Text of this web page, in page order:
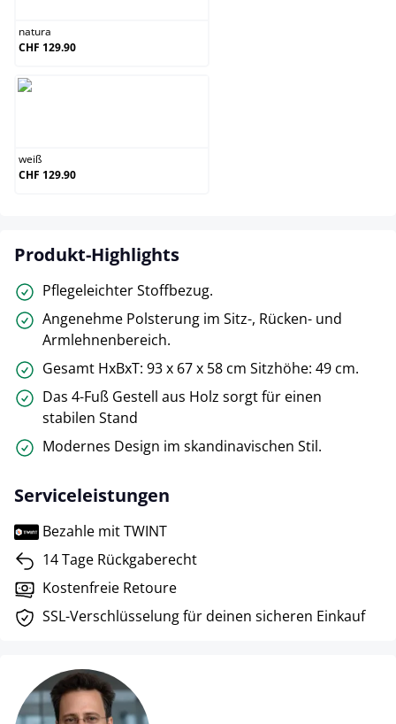
natura
CHF 129.90
weiß
CHF 129.90
Produkt-Highlights
Pflegeleichter Stoffbezug.
Angenehme Polsterung im Sitz-, Rücken- und
Armlehnenbereich.
Gesamt HxBxT: 93 x 67 x 58 cm Sitzhöhe: 49 cm.
Das 4-Fuß Gestell aus Holz sorgt für einen
stabilen Stand
Modernes Design im skandinavischen Stil.
Serviceleistungen
Bezahle mit TWINT
14 Tage Rückgaberecht
Kostenfreie Retoure
SSL-Verschlüsselung für deinen sicheren Einkauf